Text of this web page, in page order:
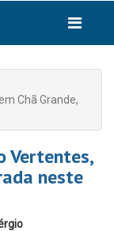
Chã Grande,
Vertentes,
neste